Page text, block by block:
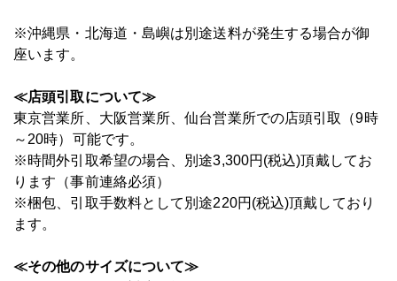
※沖縄県・北海道・島嶼は別途送料が発生する場合が御
座います。
≪店頭引取について≫
東京営業所、大阪営業所、仙台営業所での店頭引取（9時
～20時）可能です。
※時間外引取希望の場合、別途3,300円(税込)頂戴してお
ります（事前連絡必須）
※梱包、引取手数料として別途220円(税込)頂戴しており
ます。
≪その他のサイズについて≫